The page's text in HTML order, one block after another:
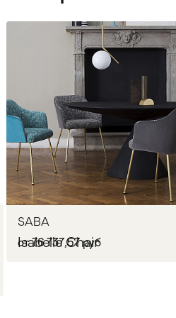
SABA
Isabelle Chair
от 76 737,57 руб